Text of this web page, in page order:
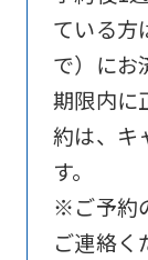
ている方
で）にお
期限内に
約は、キ
す。
※ご予約
ご連絡く